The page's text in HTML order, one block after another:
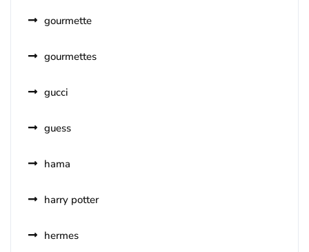
gourmette
gourmettes
gucci
guess
hama
harry potter
hermes